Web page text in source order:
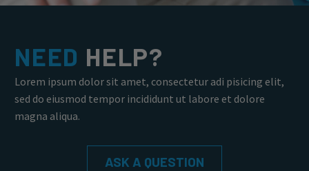
NEED HELP?
Lorem ipsum dolor sit amet, consectetur adi pisicing elit,
sed do eiusmod tempor incididunt ut labore et dolore
magna aliqua.
ASK A QUESTION